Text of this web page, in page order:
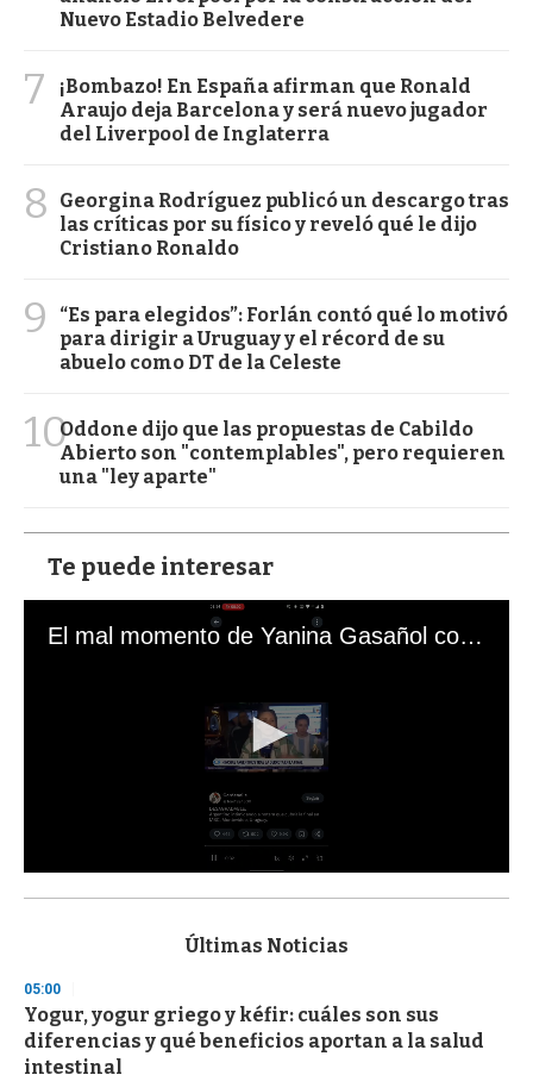
Nuevo Estadio Belvedere
7
¡Bombazo! En España afirman que Ronald
Araujo deja Barcelona y será nuevo jugador
del Liverpool de Inglaterra
8
Georgina Rodríguez publicó un descargo tras
las críticas por su físico y reveló qué le dijo
Cristiano Ronaldo
9
“Es para elegidos”: Forlán contó qué lo motivó
para dirigir a Uruguay y el récord de su
abuelo como DT de la Celeste
10Oddone dijo que las propuestas de Cabildo
Abierto son "contemplables", pero requieren
una "ley aparte"
Te puede interesar
El mal momento de Yanina Gasañol con un hincha argentino en "Subrayado"
s
d
s
o
f
Últimas Noticias
05:00
Yogur, yogur griego y kéfir: cuáles son sus
diferencias y qué beneficios aportan a la salud
intestinal